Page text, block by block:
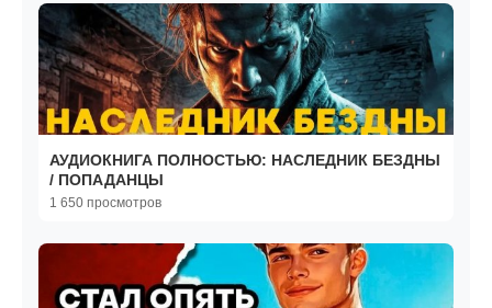
АУДИОКНИГА ПОЛНОСТЬЮ: НАСЛЕДНИК БЕЗДНЫ
/ ПОПАДАНЦЫ
1 650 просмотров